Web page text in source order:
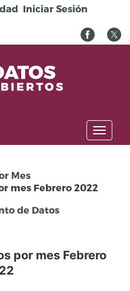
Iniciar Sesión
Toggle
Mes
mes Febrero 2022
de Datos
por mes Febrero